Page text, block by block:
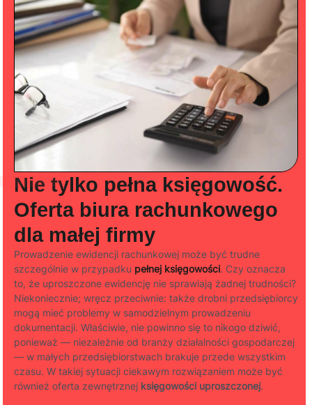
Nie tylko pełna księgowość.
Oferta biura rachunkowego
dla małej firmy​
Prowadzenie ewidencji rachunkowej może być trudne
szczególnie w przypadku pełnej księgowości. Czy oznacza
to, że uproszczone ewidencję nie sprawiają żadnej trudności?
Niekoniecznie; wręcz przeciwnie: także drobni przedsiębiorcy
mogą mieć problemy w samodzielnym prowadzeniu
dokumentacji. Właściwie, nie powinno się to nikogo dziwić,
ponieważ — niezależnie od branży działalności gospodarczej
— w małych przedsiębiorstwach brakuje przede wszystkim
czasu. W takiej sytuacji ciekawym rozwiązaniem może być
również oferta zewnętrznej księgowości uproszczonej.